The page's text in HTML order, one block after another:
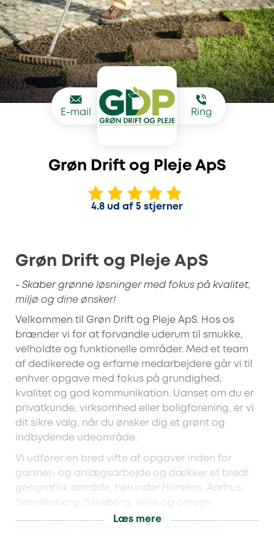
E-mail Ring
Grøn Drift og Pleje ApS
4.8 ud af 5 stjerner
Grøn Drift og Pleje ApS
- Skaber grønne løsninger med fokus på kvalitet,
miljø og dine ønsker!
Velkommen til Grøn Drift og Pleje ApS. Hos os
brænder vi for at forvandle uderum til smukke,
velholdte og funktionelle områder. Med et team
af dedikerede og erfarne medarbejdere går vi til
enhver opgave med fokus på grundighed,
kvalitet og god kommunikation. Uanset om du er
privatkunde, virksomhed eller boligforening, er vi
dit sikre valg, når du ønsker dig et grønt og
indbydende udeområde.
Vi udfører en bred vifte af opgaver inden for
gartner- og anlægsarbejde og dækker et bredt
geografisk område, herunder Horsens, Aarhus,
Skanderborg, Silkeborg, Vejle og omegn.
Læs mere